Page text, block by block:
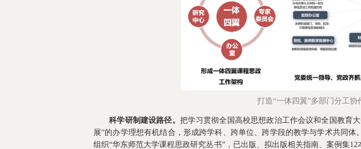
打造“一体四翼”多部门分工协
科学研制建设路径。 把学习贯彻全国高校思想政治工作会议和全国教育
展”的办学理想有机结合，形成跨学科、跨单位、跨学段的教学与学术共同
组织“华东师范大学课程思政研究丛书”，已出版、拟出版相关指南、案例集